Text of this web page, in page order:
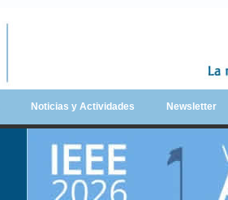
Noticias y Actividades Newsletter